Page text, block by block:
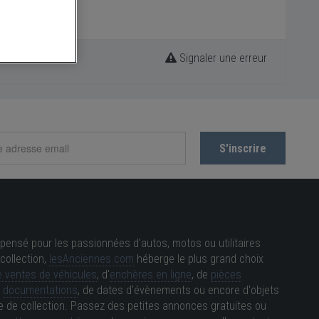
Signaler une erreur
pour les passionnées d'autos, motos ou utilitaires
lesAnciennes.com héberge le plus grand choix
ventes de véhicules, d'enchères en ligne, de pièces
documentations, de dates d'évènements ou encore d'objets
de collection. Passez des petites annonces gratuites ou